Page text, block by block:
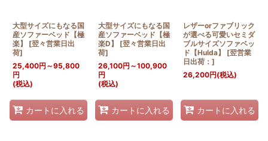
大型サイズにもなる国
産ソファーベッド【極
楽】
[翌々営業日出
荷]
25,400円 ～95,800
円
(税込)
カートに入れる
大型サイズにもなる国
産ソファーベッド【極
楽D】
[翌々営業日出
荷]
26,100円 ～100,900
円
(税込)
カートに入れる
レザーorファブリック
が選べる可愛いセミダ
ブルサイズソファベッ
ド【Hulda】
[翌営業
日出荷：]
26,200円(税込)
カートに入れる